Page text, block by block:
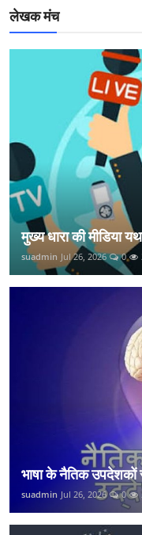
लेखक मंच
मुख्य धारा की मीडिया
suadmin Jul 26, 2026 0
भाषा के नैतिक
suadmin Jul 26, 2026 0